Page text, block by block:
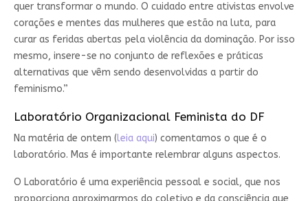
quer transformar o mundo. O cuidado entre ativistas envolve
corações e mentes das mulheres que estão na luta, para
curar as feridas abertas pela violência da dominação. Por isso
mesmo, insere-se no conjunto de reflexões e práticas
alternativas que vêm sendo desenvolvidas a partir do
feminismo.”
Laboratório Organizacional Feminista do DF
Na matéria de ontem (leia aqui) comentamos o que é o
laboratório. Mas é importante relembrar alguns aspectos.
O Laboratório é uma experiência pessoal e social, que nos